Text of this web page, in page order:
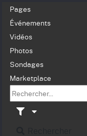
Pages
Événements
Vidéos
Photos
Sondages
Marketplace